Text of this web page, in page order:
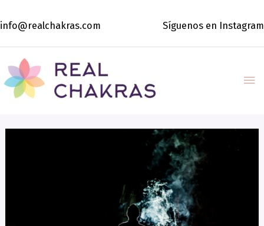
al
info@realchakras.com Síguenos en Instagram